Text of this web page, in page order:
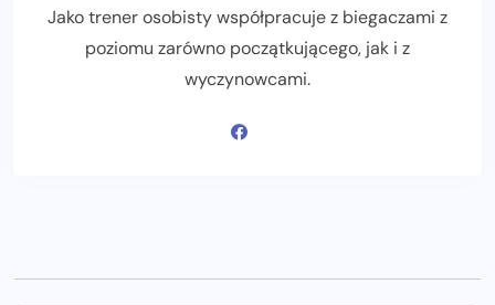
Jako trener osobisty współpracuje z biegaczami z
poziomu zarówno początkującego, jak i z
wyczynowcami.